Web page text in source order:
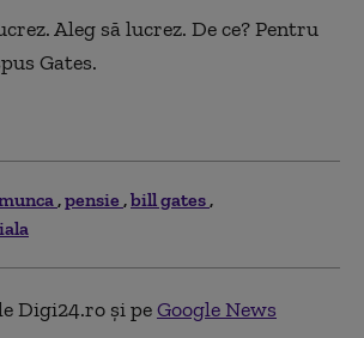
Aleg să lucrez. De ce? Pentru
Gates.
pensie bill gates
Digi24.ro și peGoogle News